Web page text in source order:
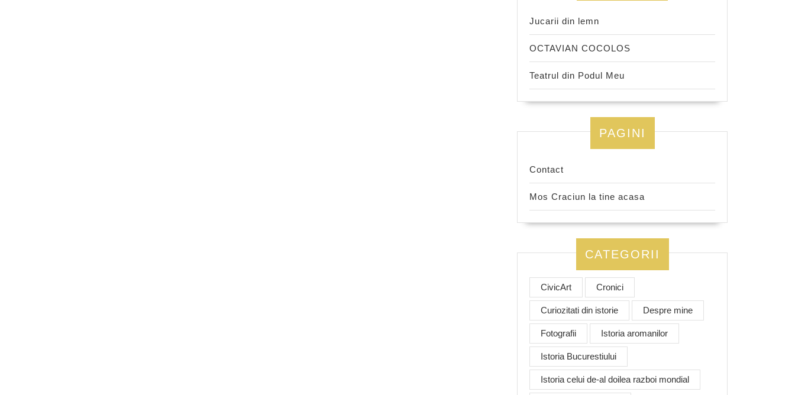
Jucarii din lemn
OCTAVIAN COCOLOS
Teatrul din Podul Meu
PAGINI
Contact
Mos Craciun la tine acasa
CATEGORII
CivicArt Cronici
Curiozitati din istorie Despre mine
Fotografii Istoria aromanilor
Istoria Bucurestiului
Istoria celui de-al doilea razboi mondial